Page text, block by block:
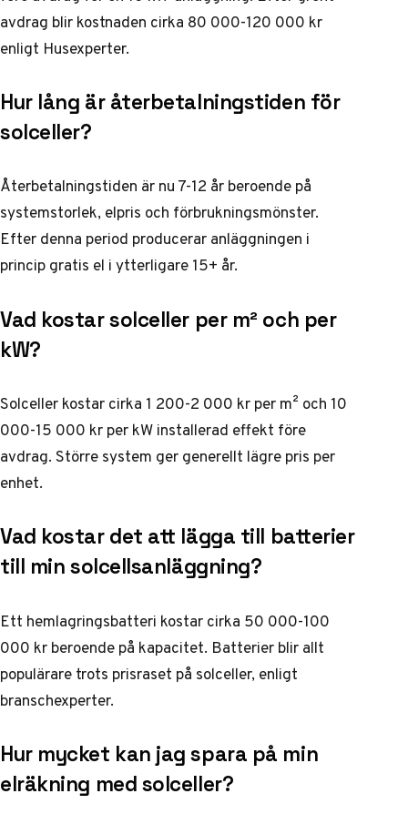
avdrag blir kostnaden cirka 80 000-120 000 kr
enligt Husexperter.
Hur lång är återbetalningstiden för
solceller?
Återbetalningstiden är nu 7-12 år beroende på
systemstorlek, elpris och förbrukningsmönster.
Efter denna period producerar anläggningen i
princip gratis el i ytterligare 15+ år.
Vad kostar solceller per m² och per
kW?
Solceller kostar cirka 1 200-2 000 kr per m² och 10
000-15 000 kr per kW installerad effekt före
avdrag. Större system ger generellt lägre pris per
enhet.
Vad kostar det att lägga till batterier
till min solcellsanläggning?
Ett hemlagringsbatteri kostar cirka 50 000-100
000 kr beroende på kapacitet. Batterier blir allt
populärare trots prisraset på solceller, enligt
branschexperter.
Hur mycket kan jag spara på min
elräkning med solceller?